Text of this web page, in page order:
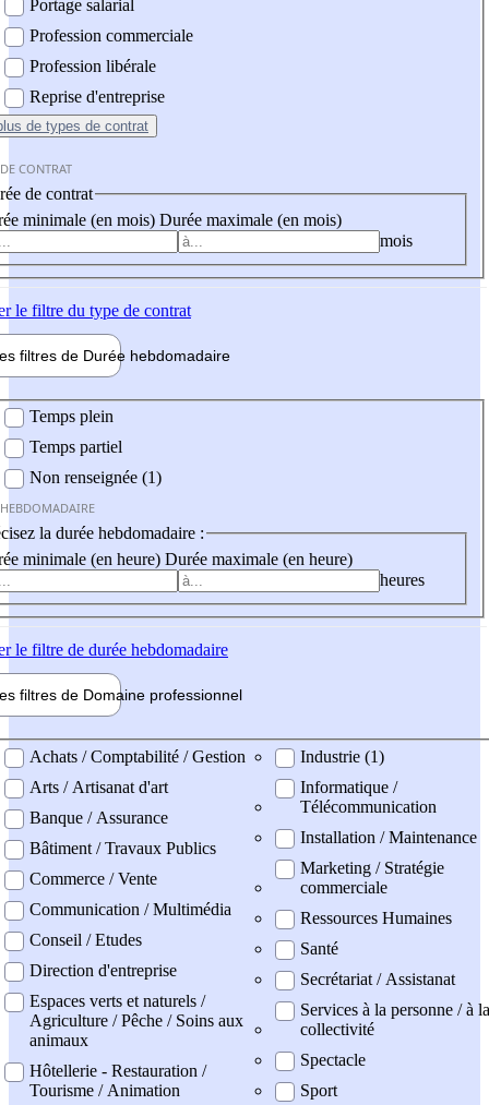
Portage salarial
Profession commerciale
Profession libérale
Reprise d'entreprise
de types de contrat
CONTRAT
de contrat
minimale (en mois) Durée maximale (en mois)
mois
le filtre du type de contrat
filtres de Durée hebdomadaire
Temps plein
Temps partiel
Non renseignée (1)
la durée hebdomadaire :
minimale (en heure) Durée maximale (en heure)
heures
le filtre de durée hebdomadaire
filtres de Domaine professionnel
professionel
Achats / Comptabilité / Gestion
Arts / Artisanat d'art
Banque / Assurance
Bâtiment / Travaux Publics
Commerce / Vente
Communication / Multimédia
Conseil / Etudes
Direction d'entreprise
Espaces verts et naturels /
Agriculture / Pêche / Soins aux
animaux
Hôtellerie - Restauration /
Tourisme / Animation
Industrie (1)
Informatique /
Télécommunication
Installation / Maintenance
Marketing / Stratégie
commerciale
Ressources Humaines
Santé
Secrétariat / Assistanat
Services à la personne / à la
collectivité
Spectacle
Sport